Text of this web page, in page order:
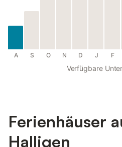
A S O N D J F
Verfügbare
Ferienhäuser
Halligen